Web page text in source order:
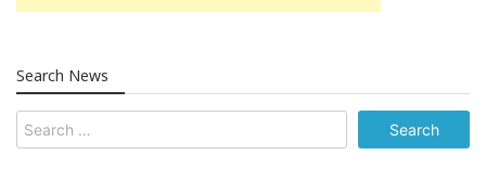
Search News